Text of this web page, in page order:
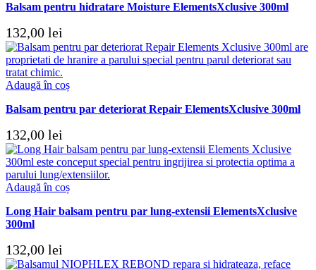
Balsam pentru hidratare Moisture ElementsXclusive 300ml
132,00 lei
Adaugă în coș
Balsam pentru par deteriorat Repair ElementsXclusive 300ml
132,00 lei
Adaugă în coș
Long Hair balsam pentru par lung-extensii ElementsXclusive
300ml
132,00 lei